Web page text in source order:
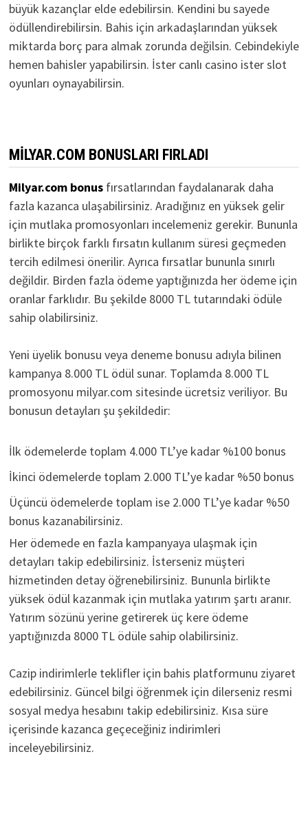
büyük kazançlar elde edebilirsin. Kendini bu sayede
ödüllendirebilirsin. Bahis için arkadaşlarından yüksek
miktarda borç para almak zorunda değilsin. Cebindekiyle
hemen bahisler yapabilirsin. İster canlı casino ister slot
oyunları oynayabilirsin.
MILYAR.COM BONUSLARI FIRLADI
Milyar.com bonus fırsatlarından faydalanarak daha
fazla kazanca ulaşabilirsiniz. Aradığınız en yüksek gelir
için mutlaka promosyonları incelemeniz gerekir. Bununla
birlikte birçok farklı fırsatın kullanım süresi geçmeden
tercih edilmesi önerilir. Ayrıca fırsatlar bununla sınırlı
değildir. Birden fazla ödeme yaptığınızda her ödeme için
oranlar farklıdır. Bu şekilde 8000 TL tutarındaki ödüle
sahip olabilirsiniz.
Yeni üyelik bonusu veya deneme bonusu adıyla bilinen
kampanya 8.000 TL ödül sunar. Toplamda 8.000 TL
promosyonu milyar.com sitesinde ücretsiz veriliyor. Bu
bonusun detayları şu şekildedir:
İlk ödemelerde toplam 4.000 TL’ye kadar %100 bonus
İkinci ödemelerde toplam 2.000 TL’ye kadar %50 bonus
Üçüncü ödemelerde toplam ise 2.000 TL’ye kadar %50
bonus kazanabilirsiniz.
Her ödemede en fazla kampanyaya ulaşmak için
detayları takip edebilirsiniz. İsterseniz müşteri
hizmetinden detay öğrenebilirsiniz. Bununla birlikte
yüksek ödül kazanmak için mutlaka yatırım şartı aranır.
Yatırım sözünü yerine getirerek üç kere ödeme
yaptığınızda 8000 TL ödüle sahip olabilirsiniz.
Cazip indirimlerle teklifler için bahis platformunu ziyaret
edebilirsiniz. Güncel bilgi öğrenmek için dilerseniz resmi
sosyal medya hesabını takip edebilirsiniz. Kısa süre
içerisinde kazanca geçeceğiniz indirimleri
inceleyebilirsiniz.